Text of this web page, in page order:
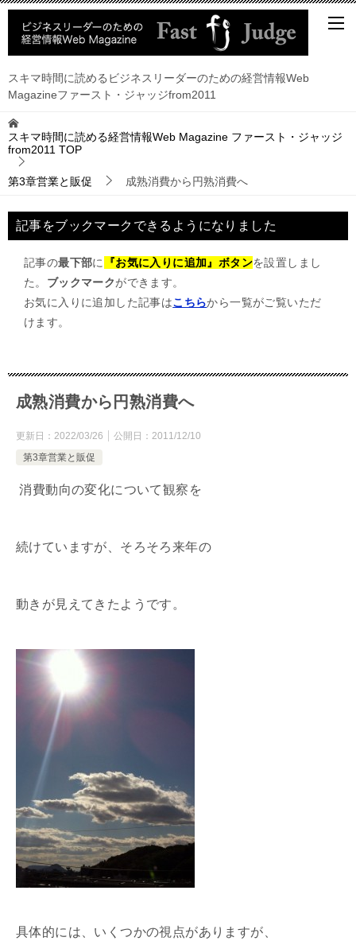
スキマ時間に読めるビジネスリーダーのための経営情報Web
Magazineファースト・ジャッジfrom2011
スキマ時間に読める経営情報Web Magazine ファースト・ジャッジ
from2011 TOP
第3章営業と販促 成熟消費から円熟消費へ
記事をブックマークできるようになりました
記事の最下部に 『お気に入りに追加』ボタンを設置しまし
た。 ブックマークができます。
お気に入りに追加した記事はこちらから一覧がご覧いただ
けます。
成熟消費から円熟消費へ
更新日： 2022/03/26 公開日： 2011/12/10
第3章営業と販促
消費動向の変化について観察を
続けていますが、そろそろ来年の
動きが見えてきたようです。
具体的には、いくつかの視点がありますが、